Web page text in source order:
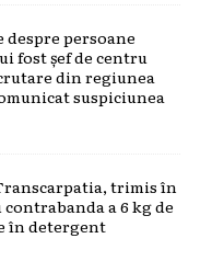
persoane
fost șef de centru
din regiunea
suspiciunea
trimis în
a 6 kg de
în detergent